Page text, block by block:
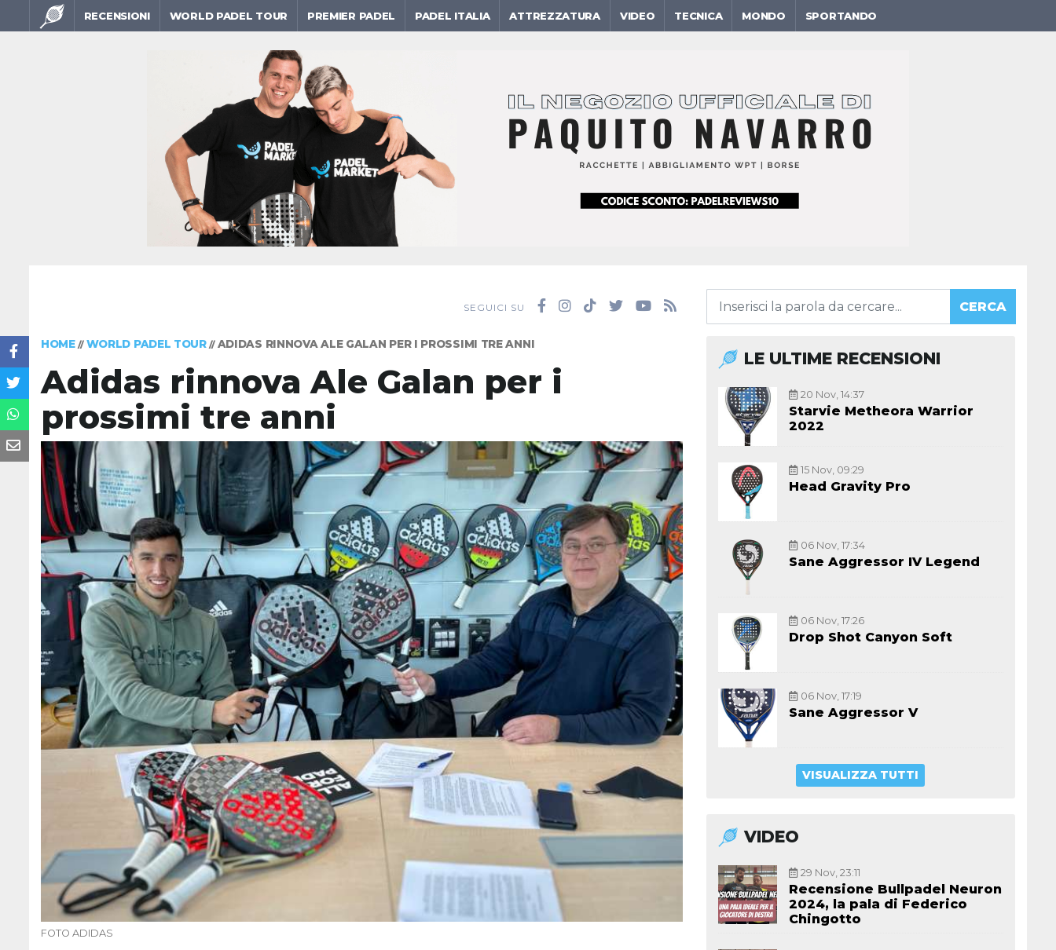
RECENSIONI WORLD PADEL TOUR PREMIER PADEL PADEL ITALIA ATTREZZATURA VIDEO TECNICA MONDO SPORTANDO
SEGUICI SU CERCA
HOME// WORLD PADEL TOUR// ADIDAS RINNOVA ALE GALAN PER I PROSSIMI TRE ANNI
Adidas rinnova Ale Galan per i
prossimi tre anni
FOTO ADIDAS
LE ULTIME RECENSIONI
20 Nov, 14:37
Starvie Metheora Warrior
2022
15 Nov, 09:29
Head Gravity Pro
06 Nov, 17:34
Sane Aggressor IV Legend
06 Nov, 17:26
Drop Shot Canyon Soft
06 Nov, 17:19
Sane Aggressor V
VISUALIZZA TUTTI
VIDEO
29 Nov, 23:11
Recensione Bullpadel Neuron
2024, la pala di Federico
Chingotto